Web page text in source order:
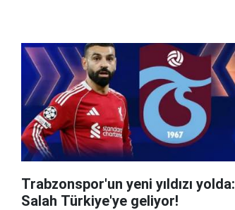
Trabzonspor'un yeni yıldızı yolda:
Salah Türkiye'ye geliyor!